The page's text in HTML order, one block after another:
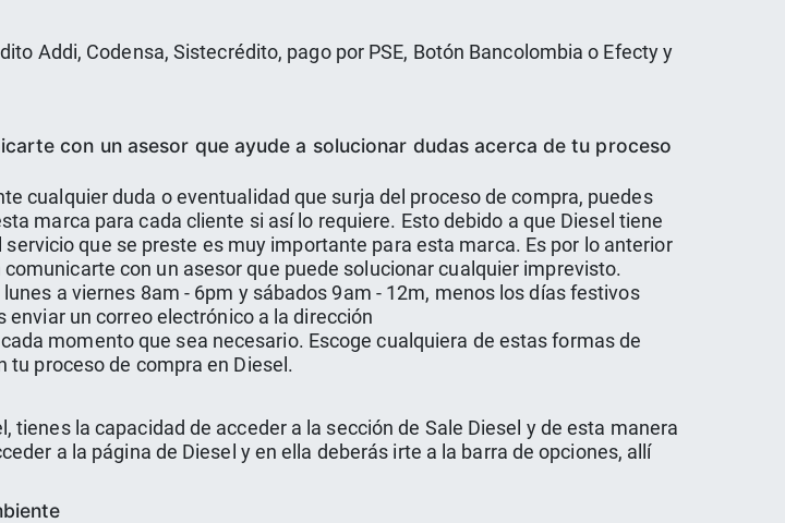
Addi, Codensa, Sistecrédito, pago por PSE, Botón Bancolombia o Efecty y
con un asesor que ayude a solucionar dudas acerca de tu proceso
cualquier duda o eventualidad que surja del proceso de compra, puedes
marca para cada cliente si así lo requiere. Esto debido a que Diesel tiene
que se preste es muy importante para esta marca. Es por lo anterior
con un asesor que puede solucionar cualquier imprevisto.
a viernes 8am - 6pm y sábados 9am - 12m, menos los días festivos
enviar un correo electrónico a la dirección
momento que sea necesario. Escoge cualquiera de estas formas de
tu proceso de compra en Diesel.
la capacidad de acceder a la sección de Sale Diesel y de esta manera
a la página de Diesel y en ella deberás irte a la barra de opciones, allí